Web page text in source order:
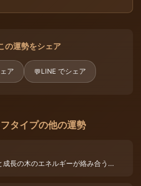
の運勢をシェア
ア 💬LINE でシェア
フタイプの他の運勢
長の木のエネルギーが絡み合う...